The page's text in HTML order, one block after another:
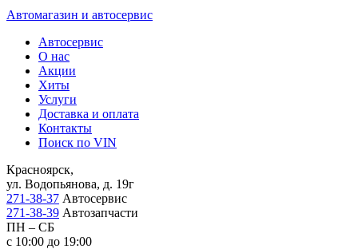
Автомагазин и автосервис
Автосервис
О нас
Акции
Хиты
Услуги
Доставка и оплата
Контакты
Поиск по VIN
Красноярск,
ул. Водопьянова, д. 19г
271-38-37 Автосервис
271-38-39 Автозапчасти
ПН – СБ
с 10:00 до 19:00